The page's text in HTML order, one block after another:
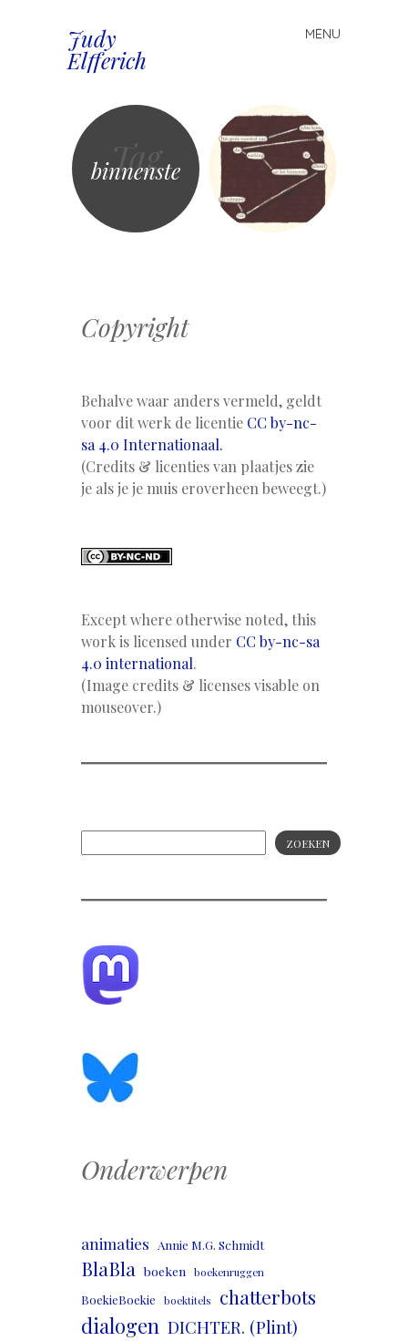
Judy
Elfferich
MENU
Spring
naar
Tag
binnenste
Copyright
Behalve waar anders vermeld, geldt
voor dit werk de licentie CC by-nc-
sa 4.0 Internationaal.
(Credits & licenties van plaatjes zie
je als je je muis eroverheen beweegt.)
Except where otherwise noted, this
work is licensed under CC by-nc-sa
4.0 international.
(Image credits & licenses visable on
mouseover.)
ZOEKEN
Onderwerpen
animaties Annie M.G. Schmidt
BlaBla boeken boekenruggen
BoekieBoekie boektitels chatterbots
dialogen DICHTER. (Plint)